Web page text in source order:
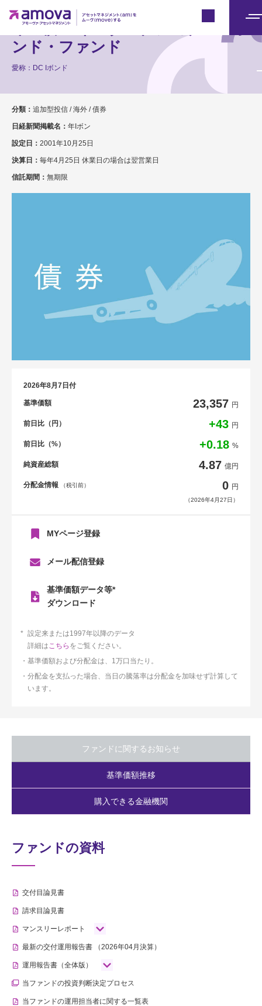
ニ
年金積立 インターナショナル・ボ
ンド・ファンド
愛称：DC Iボンド
分類： 追加型投信 / 海外 / 債券
日経新聞掲載名： 年Iボン
設定日： 2001年10月25日
決算日： 毎年4月25日 休業日の場合は翌営業日
信託期間： 無期限
2026年8月7日付
基準価額 23,357 円
前日比（円） +43 円
前日比（%） +0.18 %
純資産総額 4.87 億円
分配金情報 （税引前） 0 円
（2026年4月27日）
MYページ登録
メール配信登録
基準価額データ等*
ダウンロード
設定来または1997年以降のデータ
詳細はこちら をご覧ください。
基準価額および分配金は、1万口当たり。
分配金を支払った場合、当日の騰落率は分配金を加味せず計算して
います。
ファンドに関するお知らせ
基準価額推移
購入できる金融機関
ファンドの資料
交付目論見書
請求目論見書
マンスリーレポート
最新の交付運用報告書 （2026年04月決算）
運用報告書（全体版）
当ファンドの投資判断決定プロセス
当ファンドの運用担当者に関する一覧表